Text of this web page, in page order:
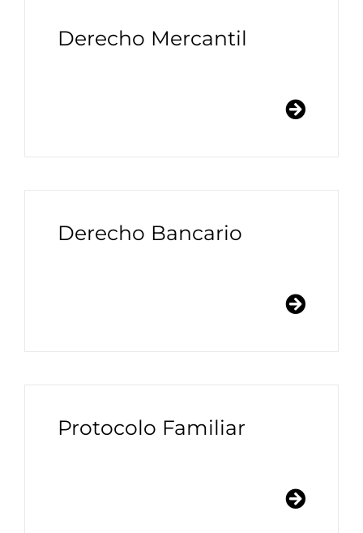
Derecho Mercantil
Derecho Bancario
Protocolo Familiar